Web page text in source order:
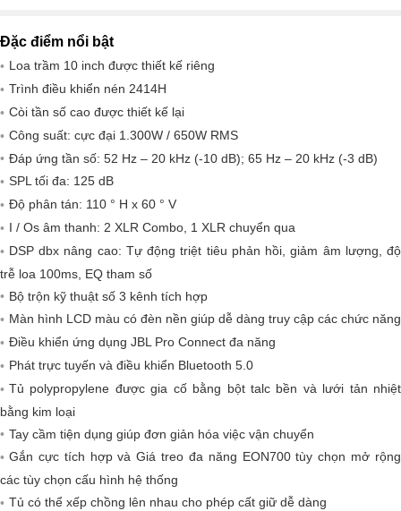
Đặc điểm nổi bật
Loa trầm 10 inch được thiết kế riêng
Trình điều khiển nén 2414H
Còi tần số cao được thiết kế lại
Công suất: cực đại 1.300W / 650W RMS
Đáp ứng tần số: 52 Hz – 20 kHz (-10 dB); 65 Hz – 20 kHz (-3 dB)
SPL tối đa: 125 dB
Độ phân tán: 110 ° H x 60 ° V
I / Os âm thanh: 2 XLR Combo, 1 XLR chuyển qua
DSP dbx nâng cao: Tự động triệt tiêu phản hồi, giảm âm lượng, độ
trễ loa 100ms, EQ tham số
Bộ trộn kỹ thuật số 3 kênh tích hợp
Màn hình LCD màu có đèn nền giúp dễ dàng truy cập các chức năng
Điều khiển ứng dụng JBL Pro Connect đa năng
Phát trực tuyến và điều khiển Bluetooth 5.0
Tủ polypropylene được gia cố bằng bột talc bền và lưới tản nhiệt
bằng kim loại
Tay cầm tiện dụng giúp đơn giản hóa việc vận chuyển
Gắn cực tích hợp và Giá treo đa năng EON700 tùy chọn mở rộng
các tùy chọn cấu hình hệ thống
Tủ có thể xếp chồng lên nhau cho phép cất giữ dễ dàng